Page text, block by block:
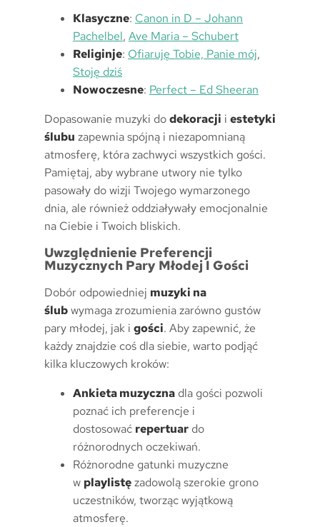
Klasyczne: Canon in D – Johann
Pachelbel, Ave Maria – Schubert
Religinje: Ofiaruję Tobie, Panie mój,
Stoję dziś
Nowoczesne: Perfect – Ed Sheeran
Dopasowanie muzyki dodekoracji i estetyki
ślubu zapewnia spójną i niezapomnianą
atmosferę, która zachwyci wszystkich gości.
Pamiętaj, aby wybrane utwory nie tylko
pasowały do wizji Twojego wymarzonego
dnia, ale również oddziaływały emocjonalnie
na Ciebie i Twoich bliskich.
Uwzględnienie Preferencji
Muzycznych Pary Młodej I Gości
Dobór odpowiedniej muzyki na
ślubwymaga zrozumienia zarówno gustów
pary młodej, jak i gości. Aby zapewnić, że
każdy znajdzie coś dla siebie, warto podjąć
kilka kluczowych kroków:
Ankieta muzyczna dla gości pozwoli
poznać ich preferencje i
dostosować repertuar do
różnorodnych oczekiwań.
Różnorodne gatunki muzyczne
w playlistęzadowolą szerokie grono
uczestników, tworząc wyjątkową
atmosferę.